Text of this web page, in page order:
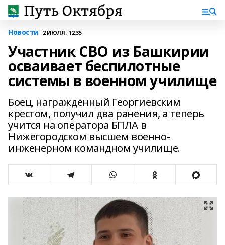
Новости 2 ИЮЛЯ , 12:35
Участник СВО из Башкирии
осваивает беспилотные
системы в военном училище
Боец, награждённый Георгиевским
крестом, получил два ранения, а теперь
учится на оператора БПЛА в
Нижегородском высшем военно-
инженерном командном училище.